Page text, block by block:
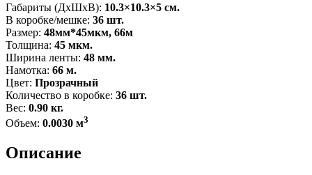
Габариты (ДxШxВ): 10.3×10.3×5 см.
В коробке/мешке: 36 шт.
Размер: 48мм*45мкм, 66м
Толщина: 45 мкм.
Ширина ленты: 48 мм.
Намотка: 66 м.
Цвет: Прозрачный
Количество в коробке: 36 шт.
Вес: 0.90 кг.
Объем: 0.0030 м3
Описание